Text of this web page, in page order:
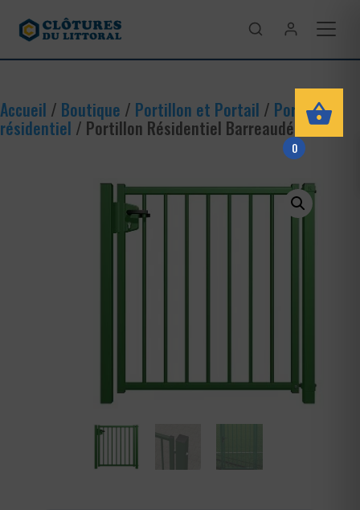
Accueil / Boutique / Portillon et Portail / Portillon
résidentiel / Portillon Résidentiel Barreaudé
0